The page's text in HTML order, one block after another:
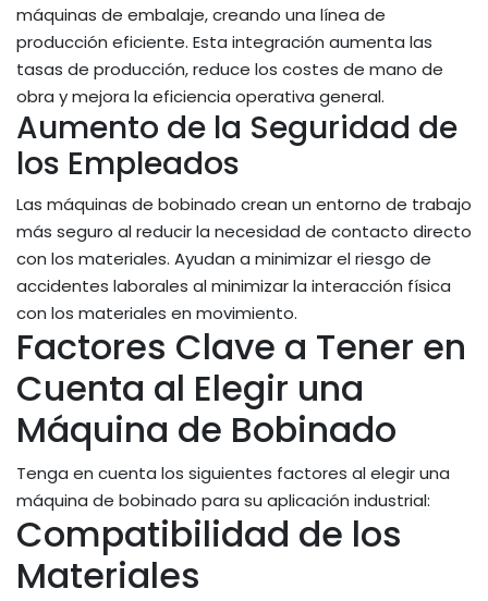
máquinas de embalaje, creando una línea de
producción eficiente. Esta integración aumenta las
tasas de producción, reduce los costes de mano de
obra y mejora la eficiencia operativa general.
Aumento de la Seguridad de
los Empleados
Las máquinas de bobinado crean un entorno de trabajo
más seguro al reducir la necesidad de contacto directo
con los materiales. Ayudan a minimizar el riesgo de
accidentes laborales al minimizar la interacción física
con los materiales en movimiento.
Factores Clave a Tener en
Cuenta al Elegir una
Máquina de Bobinado
Tenga en cuenta los siguientes factores al elegir una
máquina de bobinado para su aplicación industrial:
Compatibilidad de los
Materiales